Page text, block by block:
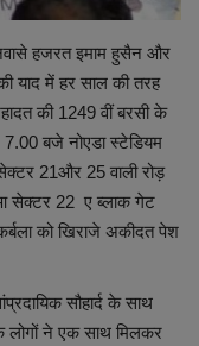
हजरत इमाम हुसैन और
याद में हर साल की तरह
की 1249 वीं बरसी के
बजे नोएडा स्टेडियम
21और 25 वाली रोड़
सेक्टर 22 ए ब्लाक गेट
को खिराजे अकीदत पेश
सौहार्द के साथ
लोगों ने एक साथ मिलकर